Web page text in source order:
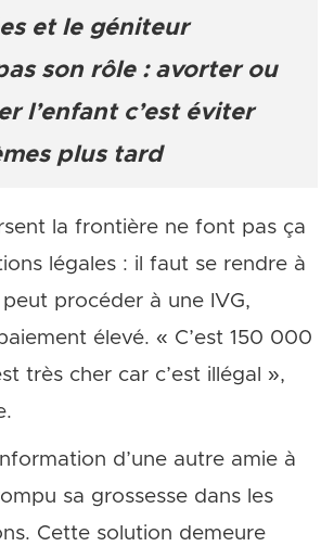
et le géniteur
son rôle : avorter ou
l’enfant c’est éviter
plus tard
la frontière ne font pas ça
légales : il faut se rendre à
peut procéder à une IVG,
élevé. « C’est 150 000
très cher car c’est illégal »,
d’une autre amie à
sa grossesse dans les
Cette solution demeure